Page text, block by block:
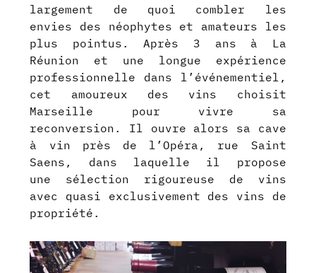
largement de quoi combler les
envies des néophytes et amateurs les
plus pointus. Après 3 ans à La
Réunion et une longue expérience
professionnelle dans l’événementiel,
cet amoureux des vins choisit
Marseille pour vivre sa
reconversion. Il ouvre alors sa cave
à vin près de l’Opéra, rue Saint
Saens, dans laquelle il propose
une sélection rigoureuse de vins
avec quasi exclusivement des vins de
propriété.